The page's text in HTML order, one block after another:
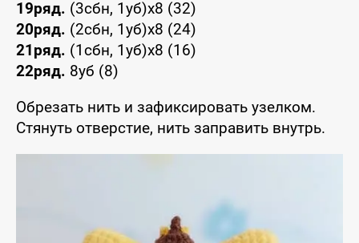
19ряд. (3сбн, 1уб)х8 (32)
20ряд. (2сбн, 1уб)х8 (24)
21ряд. (1сбн, 1уб)х8 (16)
22ряд. 8уб (8)
Обрезать нить и зафиксировать узелком.
Стянуть отверстие, нить заправить внутрь.